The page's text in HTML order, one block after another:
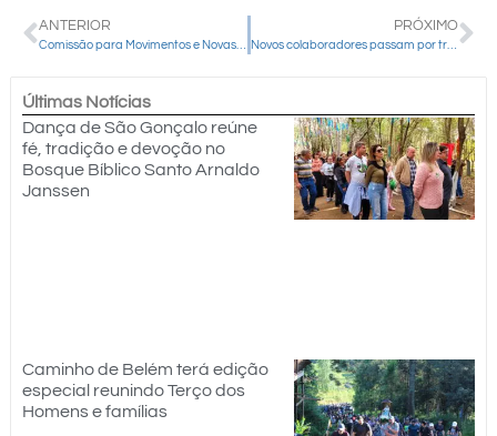
ANTERIOR PRÓXIMO
Novos colaboradores passam por treinamento na Mitra Diocesana
Últimas Notícias
Dança de São Gonçalo reúne
fé, tradição e devoção no
Bosque Bíblico Santo Arnaldo
Janssen
Caminho de Belém terá edição
especial reunindo Terço dos
Homens e famílias